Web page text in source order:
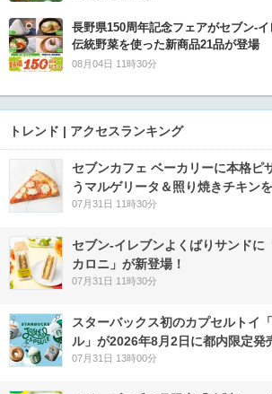
長野県150周年記念フェアがセブン-
伝統野菜を使った新商品21品が登場
08月04日 11時30分
トレンド | アクセスランキング
セブンカフェ ベーカリーに本格ピ
うマルゲリータ＆照り焼きチキン
07月31日 11時30分
セブン‐イレブンよくばりサンドに
カロニ」が新登場！
07月31日 11時30分
スターバックス初のカプセルトイ
ル」が2026年8月2日に都内限定発
07月31日 13時00分